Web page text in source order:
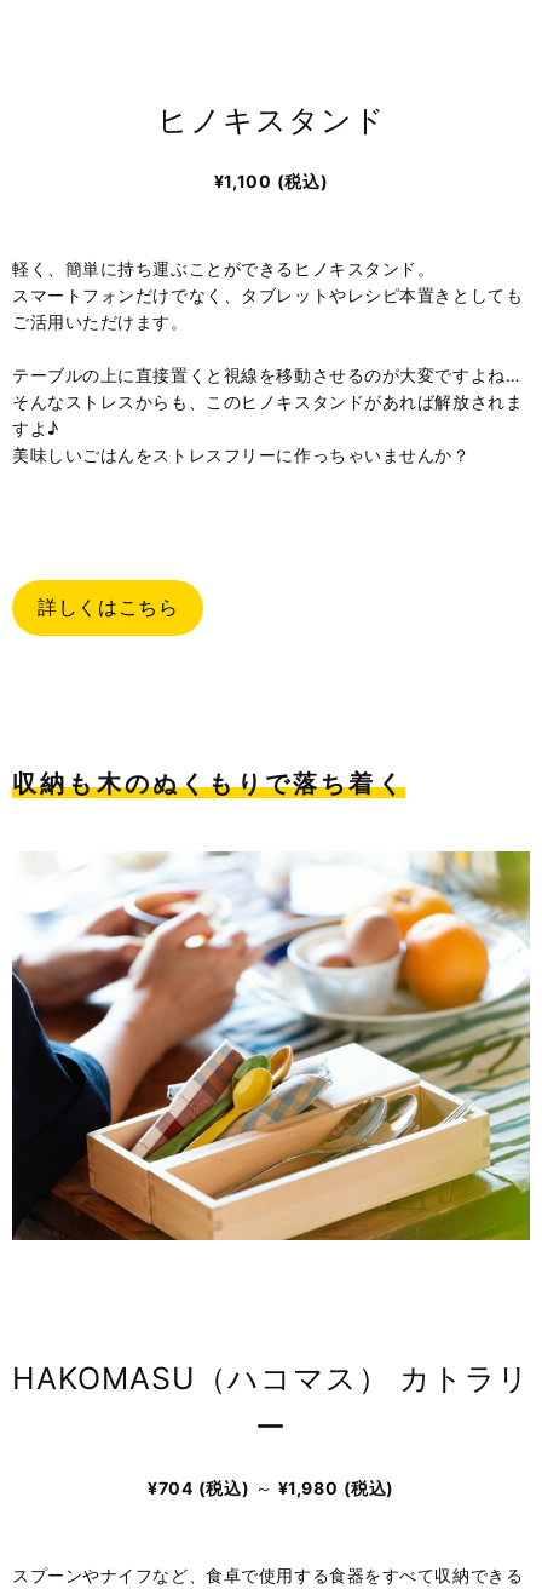
ヒノキスタンド
¥1,100 (税込)
軽く、簡単に持ち運ぶことができるヒノキスタンド。
スマートフォンだけでなく、タブレットやレシピ本置きとしても
ご活用いただけます。
テーブルの上に直接置くと視線を移動させるのが大変ですよね…
そんなストレスからも、このヒノキスタンドがあれば解放されま
すよ♪
美味しいごはんをストレスフリーに作っちゃいませんか？
詳しくはこちら
収納も木のぬくもりで落ち着く
HAKOMASU（ハコマス） カトラリ
ー
¥704 (税込) ～ ¥1,980 (税込)
スプーンやナイフなど、食卓で使用する食器をすべて収納できる